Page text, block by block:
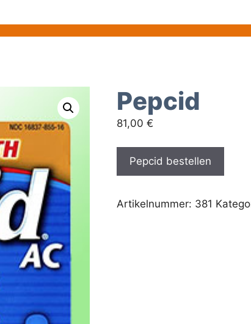
Pepcid
81,00€
Pepcid bestellen
Artikelnummer: 381